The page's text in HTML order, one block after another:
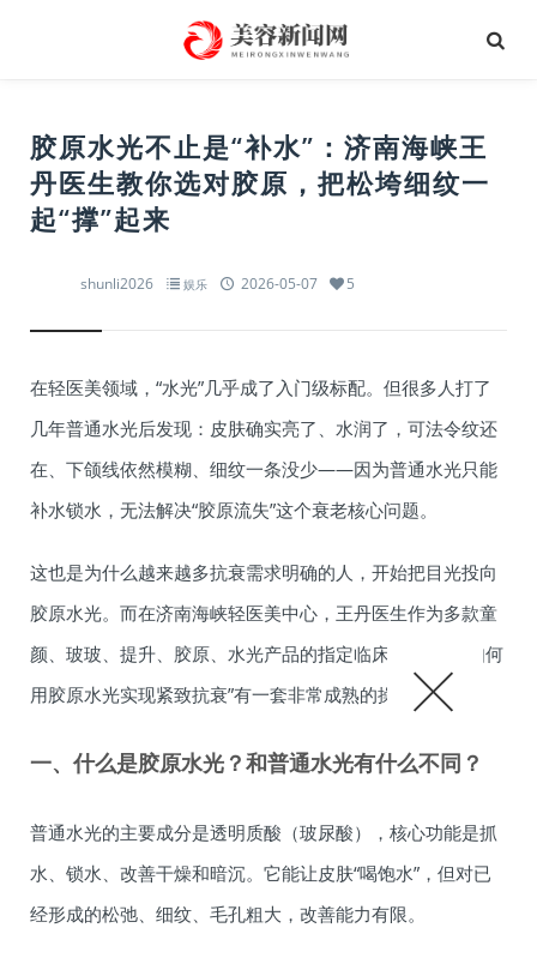
胶原水光不止是“补水”：济南海峡王
丹医生教你选对胶原，把松垮细纹一
起“撑”起来
shunli2026 娱乐 2026-05-07 5
在轻医美领域，“水光”几乎成了入门级标配。但很多人打了
几年普通水光后发现：皮肤确实亮了、水润了，可法令纹还
在、下颌线依然模糊、细纹一条没少——因为普通水光只能
补水锁水，无法解决“胶原流失”这个衰老核心问题。
这也是为什么越来越多抗衰需求明确的人，开始把目光投向
胶原水光。而在济南海峡轻医美中心，王丹医生作为多款童
颜、玻玻、提升、胶原、水光产品的指定临床医师，对“如何
用胶原水光实现紧致抗衰”有一套非常成熟的操作逻辑。
一、什么是胶原水光？和普通水光有什么不同？
普通水光的主要成分是透明质酸（玻尿酸），核心功能是抓
水、锁水、改善干燥和暗沉。它能让皮肤“喝饱水”，但对已
经形成的松弛、细纹、毛孔粗大，改善能力有限。